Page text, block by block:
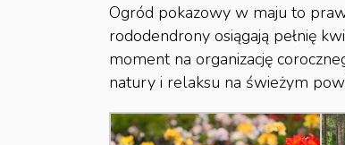
Ogród pokazowy w maju to
rododendrony osiągają pełnię
moment na organizację
natury i relaksu na świeżym